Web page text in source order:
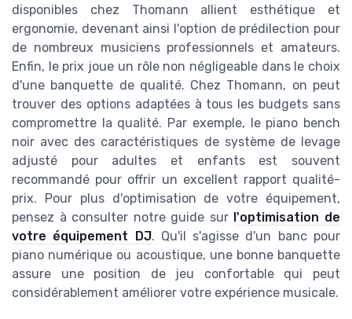
disponibles chez Thomann allient esthétique et
ergonomie, devenant ainsi l'option de prédilection pour
de nombreux musiciens professionnels et amateurs.
Enfin, le prix joue un rôle non négligeable dans le choix
d'une banquette de qualité. Chez Thomann, on peut
trouver des options adaptées à tous les budgets sans
compromettre la qualité. Par exemple, le piano bench
noir avec des caractéristiques de système de levage
adjusté pour adultes et enfants est souvent
recommandé pour offrir un excellent rapport qualité-
prix. Pour plus d'optimisation de votre équipement,
pensez à consulter notre guide sur l'optimisation de
votre équipement DJ. Qu'il s'agisse d'un banc pour
piano numérique ou acoustique, une bonne banquette
assure une position de jeu confortable qui peut
considérablement améliorer votre expérience musicale.